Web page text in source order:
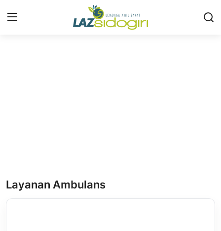
Konsultasi ZIS
Layanan Ambulans